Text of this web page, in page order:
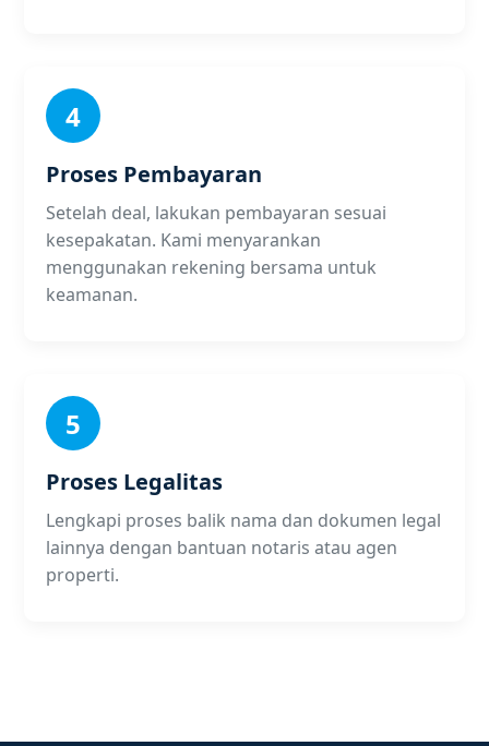
4
Proses Pembayaran
Setelah deal, lakukan pembayaran sesuai
kesepakatan. Kami menyarankan
menggunakan rekening bersama untuk
keamanan.
5
Proses Legalitas
Lengkapi proses balik nama dan dokumen legal
lainnya dengan bantuan notaris atau agen
properti.